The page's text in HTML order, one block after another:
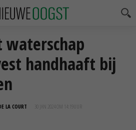
waterschap
handhaaft bij
LA COURT 30 JAN 2024 OM 14:19